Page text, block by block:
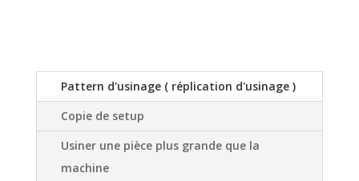
Pattern d'usinage ( réplication d'usinage )
Copie de setup
Usiner une pièce plus grande que la
machine